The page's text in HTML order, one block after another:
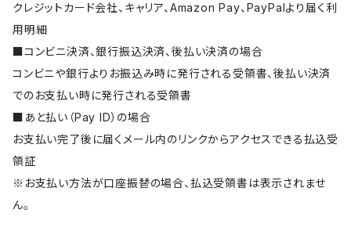
クレジットカード会社、キャリア、Amazon Pay、PayPalより届く利
用明細
■コンビニ決済、銀行振込決済、後払い決済の場合
コンビニや銀行よりお振込み時に発行される受領書、後払い決済
でのお支払い時に発行される受領書
■あと払い（Pay ID）の場合
お支払い完了後に届くメール内のリンクからアクセスできる払込受
領証
※お支払い方法が口座振替の場合、払込受領書は表示されませ
ん。